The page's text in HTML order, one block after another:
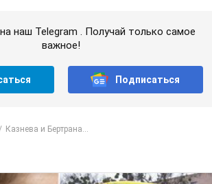
наш Telegram . Получай только самое
важное!
Подписаться
Казнева и Бертрана...